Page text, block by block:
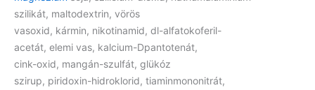
szilikát, maltodextrin, vörös
vasoxid, kármin, nikotinamid, dl-alfatokoferil-
acetát, elemi vas, kalcium-Dpantotenát,
cink-oxid, mangán-szulfát, glükóz
szirup, piridoxin-hidroklorid, tiaminmononitrát,